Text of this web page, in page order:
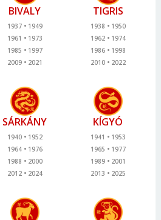
BIVALY
1937
1949
1961
1973
1985
1997
2009
2021
TIGRIS
1938
1950
1962
1974
1986
1998
2010
2022
SÁRKÁNY
1940
1952
1964
1976
1988
2000
2012
2024
KÍGYÓ
1941
1953
1965
1977
1989
2001
2013
2025